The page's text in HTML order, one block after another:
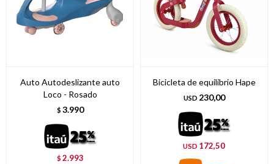
Auto Autodeslizante auto
Loco - Rosado
$ 3.990
$2.993
Bicicleta de equilibrio Hape
USD 230,00
USD 172,50